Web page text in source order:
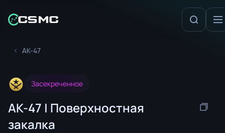
AK-47
Засекреченное
AK-47 | Поверхностная
закалка